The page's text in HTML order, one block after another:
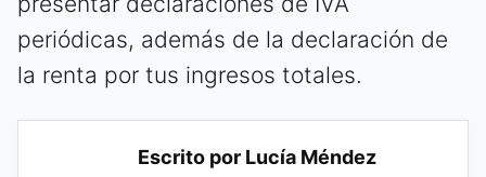
periódicas, además de la declaración de
la renta por tus ingresos totales.
Escrito por Lucía Méndez